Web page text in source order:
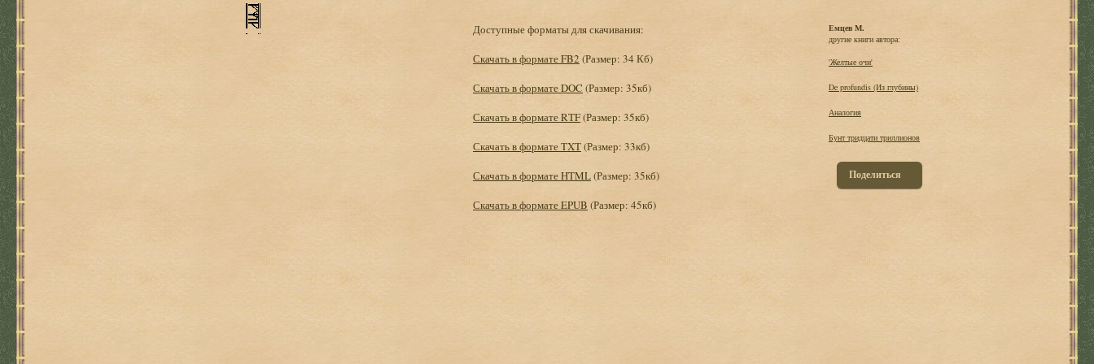
Доступные форматы для скачивания:
Скачать в формате FB2 (Размер: 34 Кб)
Скачать в формате DOC (Размер: 35кб)
Скачать в формате RTF(Размер: 35кб)
Скачать в формате TXT(Размер: 33кб)
Скачать в формате HTML(Размер: 35кб)
Скачать в формате EPUB (Размер: 45кб)
Емцев М.
другие книги автора:
'Желтые очи'
De profundis (Из глубины)
Аналогия
Бунт тридцати триллионов
Поделиться